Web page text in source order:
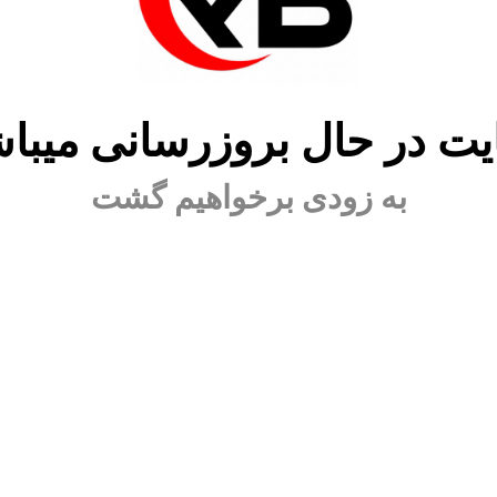
در حال بروزرسانی
به زودی برخواهیم گشت